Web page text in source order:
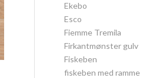
Ekebo
Esco
Fiemme Tremila
Firkantmønster gulv
Fiskeben
fiskeben med ramme